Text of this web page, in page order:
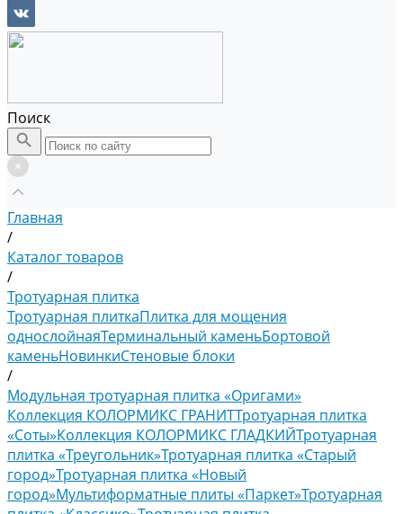
Поиск
Главная
/
Каталог товаров
/
Тротуарная плитка
Тротуарная плиткаПлитка для мощения
однослойнаяТерминальный каменьБортовой
каменьНовинкиСтеновые блоки
/
Модульная тротуарная плитка «Оригами»
Коллекция КОЛОРМИКС ГРАНИТТротуарная плитка
«Соты»Коллекция КОЛОРМИКС ГЛАДКИЙТротуарная
плитка «Треугольник»Тротуарная плитка «Старый
город»Тротуарная плитка «Новый
город»Мультиформатные плиты «Паркет»Тротуарная